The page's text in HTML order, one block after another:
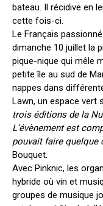
bateau. Il récidive en
cette fois-ci.
Le Français
dimanche 10 juillet la
pique-nique qui mêle
petite île au sud de
nappes dans
Lawn, un espace vert
trois éditions de la
L’évènement est
pouvait faire quelque
Bouquet.
Avec Pinknic, les
hybride où vin et
groupes de musique